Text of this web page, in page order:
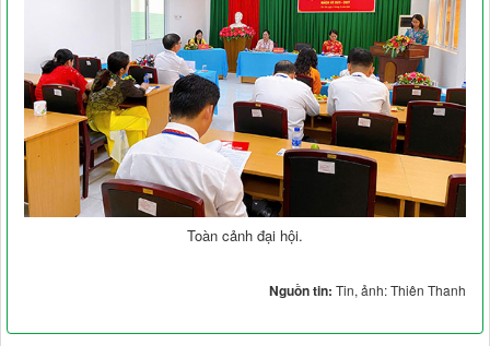
Toàn cảnh đại hội.
Nguồn tin: Tin, ảnh: Thiên Thanh